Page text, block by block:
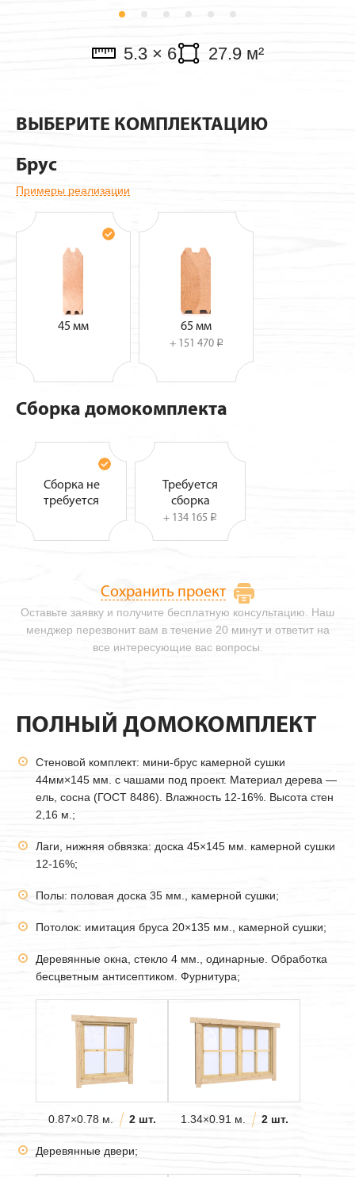
5.3 × 6 27.9 м²
ВЫБЕРИТЕ КОМПЛЕКТАЦИЮ
Брус
Примеры реализации
45 мм 65 мм
+ 151 470 i
Сборка домокомплекта
Сборка не
требуется
Требуется
сборка
+ 134 165 i
Оставьте заявку и получите бесплатную консультацию. Наш
менджер перезвонит вам в течение 20 минут и ответит на
все интересующие вас вопросы.
Сохранить проект
ПОЛНЫЙ ДОМОКОМПЛЕКТ
Стеновой комплект: мини-брус камерной сушки
44мм×145 мм. с чашами под проект. Материал дерева —
ель, сосна (ГОСТ 8486). Влажность 12-16%. Высота стен
2,16 м.;
Лаги, нижняя обвязка: доска 45×145 мм. камерной сушки
12-16%;
Полы: половая доска 35 мм., камерной сушки;
Потолок: имитация бруса 20×135 мм., камерной сушки;
Деревянные окна, стекло 4 мм., одинарные. Обработка
бесцветным антисептиком. Фурнитура;
0.87×0.78 м. 2 шт. 1.34×0.91 м. 2 шт.
Деревянные двери;